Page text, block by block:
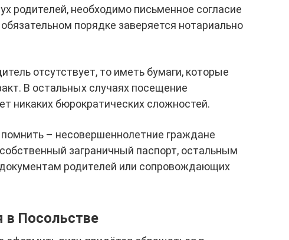
родителей, необходимо письменное согласие
порядке заверяется нотариально
отсутствует, то иметь бумаги, которые
В остальных случаях посещение
никаких бюрократических сложностей.
– несовершеннолетние граждане
заграничный паспорт, остальным
родителей или сопровождающих
в Посольстве